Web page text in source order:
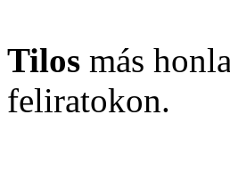
Tilos más
feliratokon.